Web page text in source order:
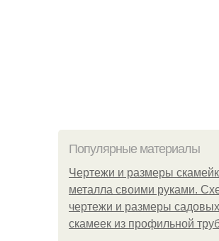
Популярные материалы
Чертежи и размеры
металла своими руками.
чертежи и размеры садовых
скамеек из профильной